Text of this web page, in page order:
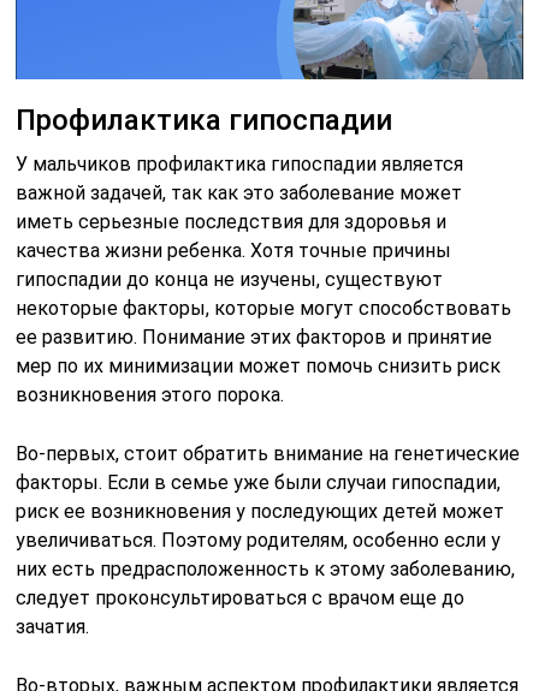
Профилактика гипоспадии
У мальчиков профилактика гипоспадии является
важной задачей, так как это заболевание может
иметь серьезные последствия для здоровья и
качества жизни ребенка. Хотя точные причины
гипоспадии до конца не изучены, существуют
некоторые факторы, которые могут способствовать
ее развитию. Понимание этих факторов и принятие
мер по их минимизации может помочь снизить риск
возникновения этого порока.
Во-первых, стоит обратить внимание на генетические
факторы. Если в семье уже были случаи гипоспадии,
риск ее возникновения у последующих детей может
увеличиваться. Поэтому родителям, особенно если у
них есть предрасположенность к этому заболеванию,
следует проконсультироваться с врачом еще до
зачатия.
Во-вторых, важным аспектом профилактики является